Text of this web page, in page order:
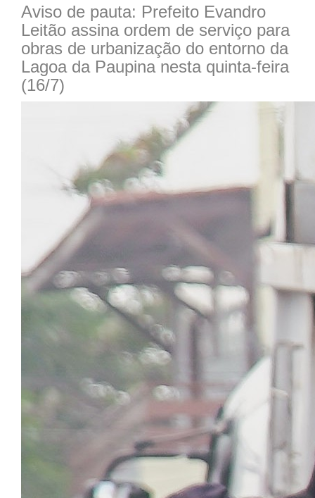
Aviso de pauta: Prefeito Evandro
Leitão assina ordem de serviço para
obras de urbanização do entorno da
Lagoa da Paupina nesta quinta-feira
(16/7)